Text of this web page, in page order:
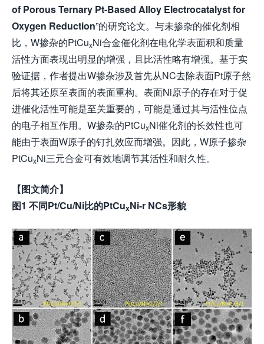
of Porous Ternary Pt-Based Alloy Electrocatalyst for
Oxygen Reduction”的研究论文。与未掺杂的催化剂相
比，W掺杂的PtCuxNi合金催化剂在电化学表面积和质量
活性方面表现出明显的增强，且比活性略有增强。基于实
验证据，作者提出W掺杂涉及首先从NC去除表面Pt原子然
后将其还原至表面的表面重构。表面Ni原子的存在对于促
进催化活性可能是至关重要的，可能是通过其与活性位点
的电子相互作用。W掺杂的PtCuxNi催化剂的长效性也可
能由于表面W原子的钉扎效应而增强。因此，W原子掺杂
PtCuxNi三元合金可有效地调节其活性和耐久性。
【图文简介】
图1 不同Pt/Cu/Ni比的PtCuxNi-r NCs形貌